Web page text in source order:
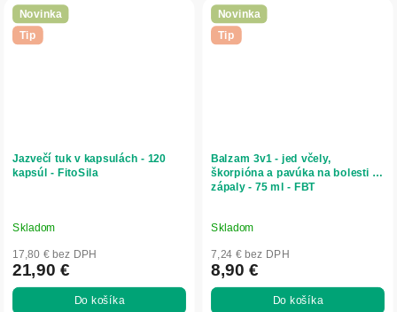
Novinka
Tip
Jazvečí tuk v kapsulách - 120
kapsúl - FitoSila
Skladom
17,80 € bez DPH
21,90 €
Do košíka
Novinka
Tip
Balzam 3v1 - jed včely,
škorpióna a pavúka na bolesti a
zápaly - 75 ml - FBT
Skladom
7,24 € bez DPH
8,90 €
Do košíka